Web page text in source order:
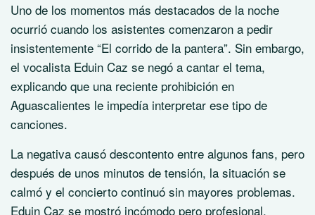
Uno de los momentos más destacados de la noche
ocurrió cuando los asistentes comenzaron a pedir
insistentemente “El corrido de la pantera”. Sin embargo,
el vocalista Eduin Caz se negó a cantar el tema,
explicando que una reciente prohibición en
Aguascalientes le impedía interpretar ese tipo de
canciones.
La negativa causó descontento entre algunos fans, pero
después de unos minutos de tensión, la situación se
calmó y el concierto continuó sin mayores problemas.
Eduin Caz se mostró incómodo pero profesional,